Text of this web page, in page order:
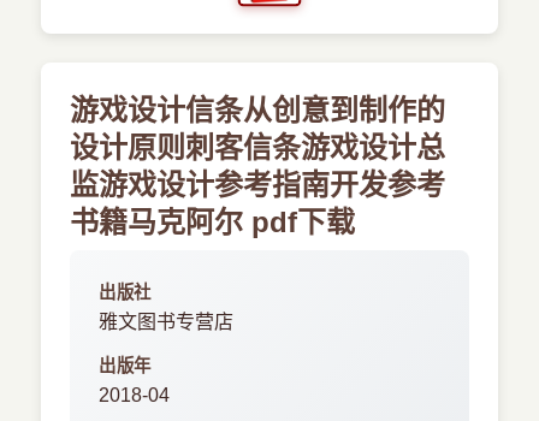
游戏设计信条从创意到制作的
设计原则刺客信条游戏设计总
监游戏设计参考指南开发参考
书籍马克阿尔 pdf下载
出版社
雅文图书专营店
出版年
2018-04